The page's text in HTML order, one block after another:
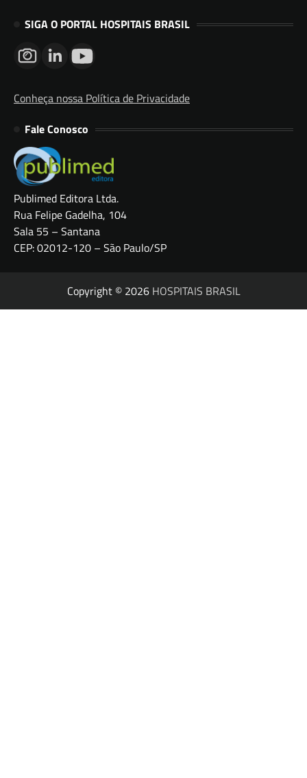
SIGA O PORTAL HOSPITAIS BRASIL
Conheça nossa Política de Privacidade
Fale Conosco
Publimed Editora Ltda.
Rua Felipe Gadelha, 104
Sala 55 – Santana
CEP: 02012-120 – São Paulo/SP
Copyright © 2026 HOSPITAIS BRASIL